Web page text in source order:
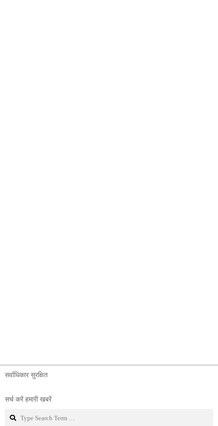
सर्वाधिकार सुरक्षित
सर्च करें हमारी खबरें